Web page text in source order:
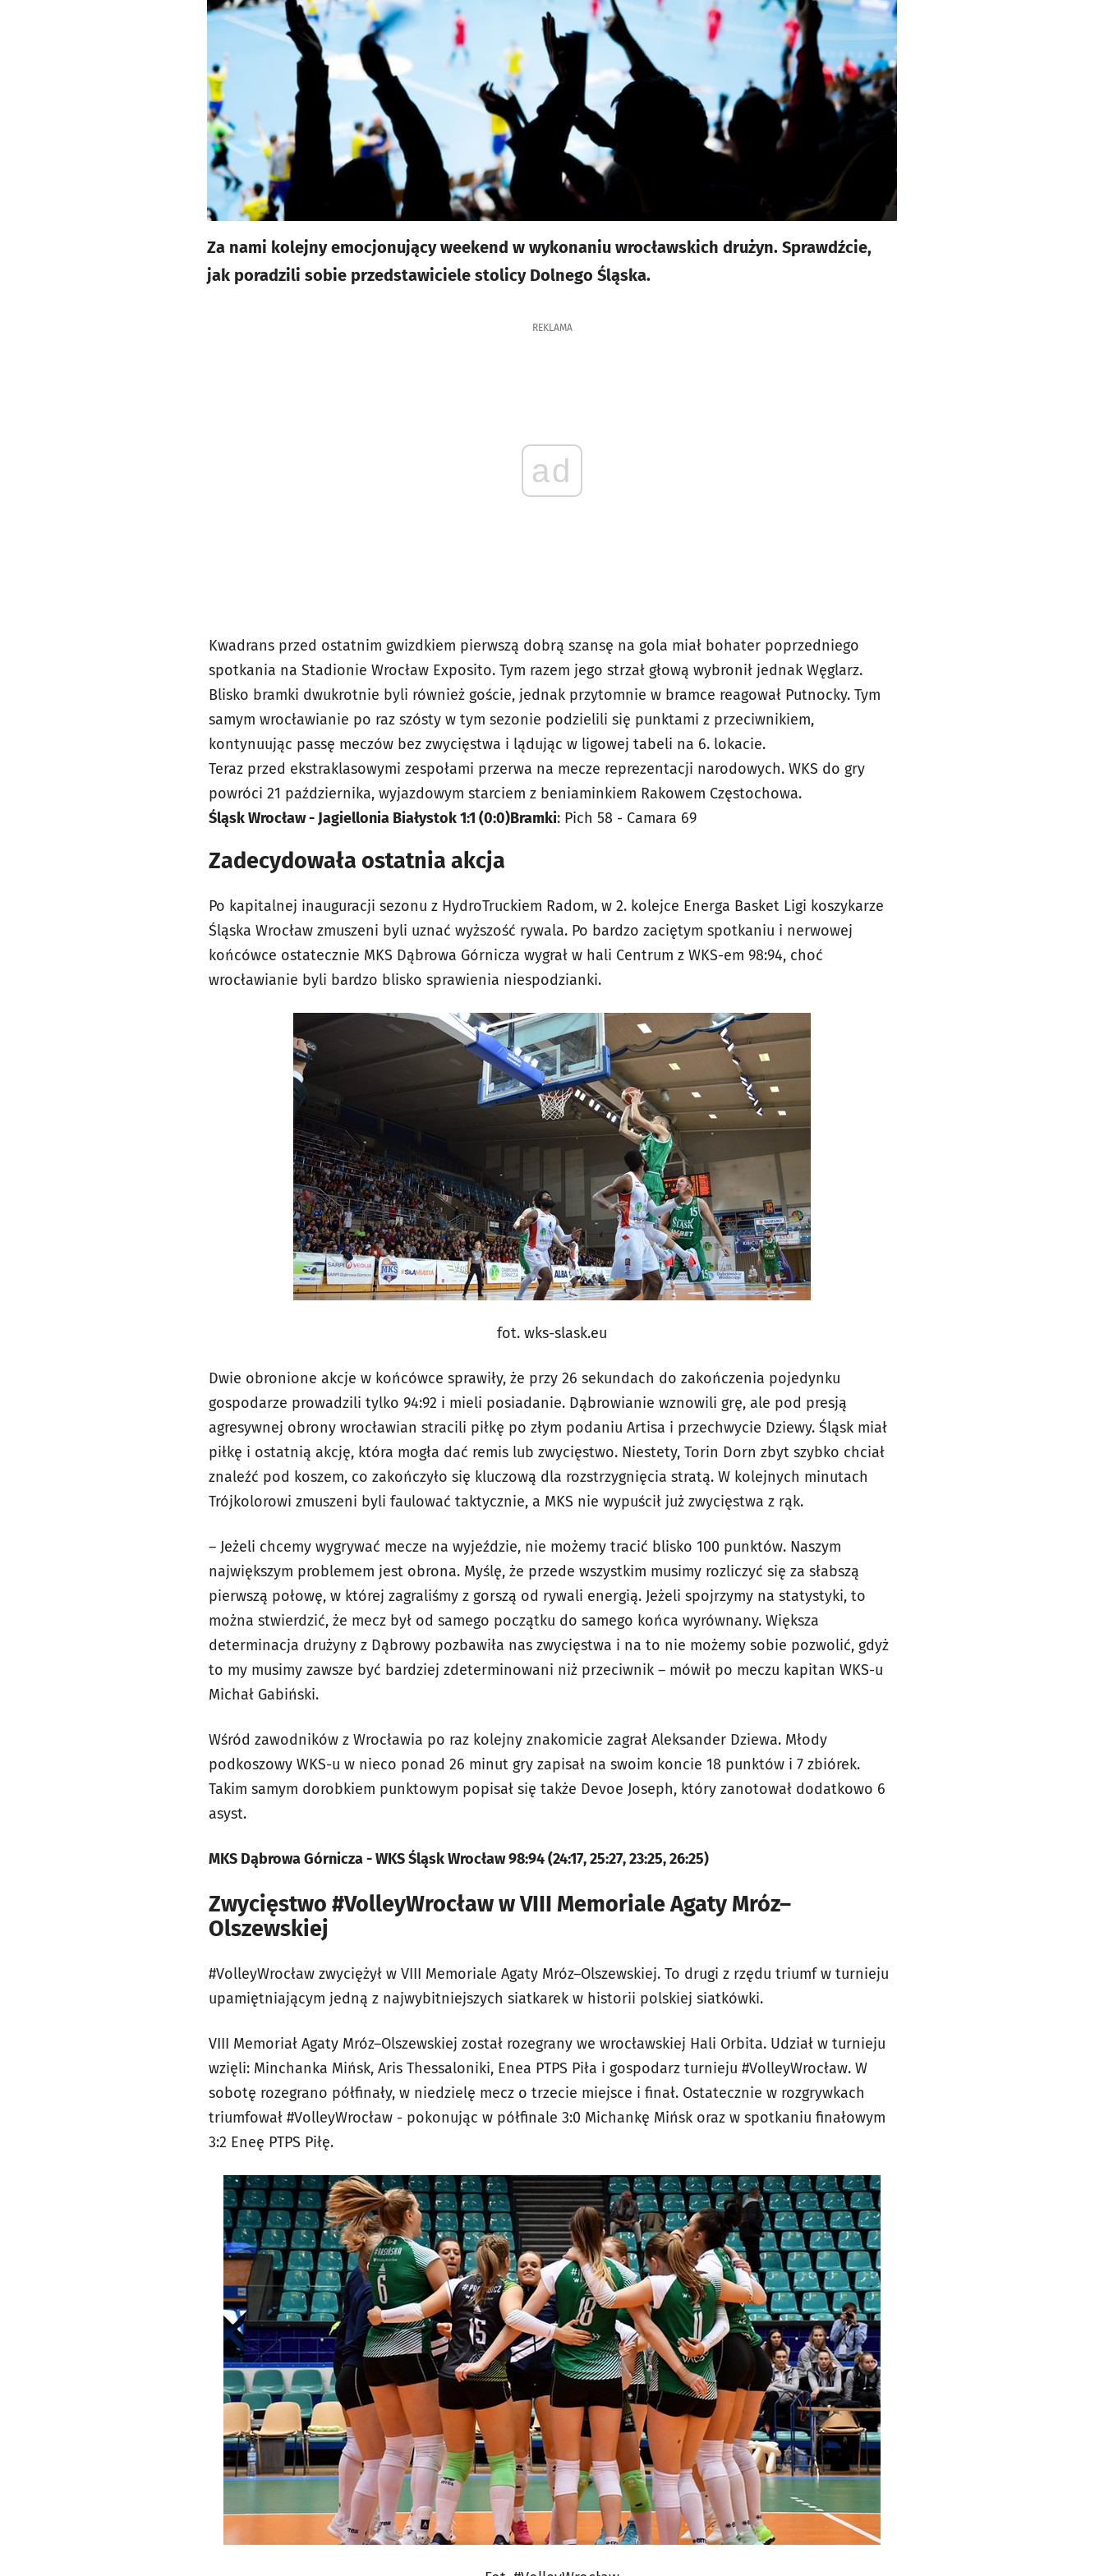
Za nami kolejny emocjonujący weekend w wykonaniu wrocławskich drużyn. Sprawdźcie,
jak poradzili sobie przedstawiciele stolicy Dolnego Śląska.
REKLAMA
ad
Kwadrans przed ostatnim gwizdkiem pierwszą dobrą szansę na gola miał bohater poprzedniego
spotkania na Stadionie Wrocław Exposito. Tym razem jego strzał głową wybronił jednak Węglarz.
Blisko bramki dwukrotnie byli również goście, jednak przytomnie w bramce reagował Putnocky. Tym
samym wrocławianie po raz szósty w tym sezonie podzielili się punktami z przeciwnikiem,
kontynuując passę meczów bez zwycięstwa i lądując w ligowej tabeli na 6. lokacie.
Teraz przed ekstraklasowymi zespołami przerwa na mecze reprezentacji narodowych. WKS do gry
powróci 21 października, wyjazdowym starciem z beniaminkiem Rakowem Częstochowa.
Śląsk Wrocław - Jagiellonia Białystok 1:1 (0:0)Bramki: Pich 58 - Camara 69
Zadecydowała ostatnia akcja
Po kapitalnej inauguracji sezonu z HydroTruckiem Radom, w 2. kolejce Energa Basket Ligi koszykarze
Śląska Wrocław zmuszeni byli uznać wyższość rywala. Po bardzo zaciętym spotkaniu i nerwowej
końcówce ostatecznie MKS Dąbrowa Górnicza wygrał w hali Centrum z WKS-em 98:94, choć
wrocławianie byli bardzo blisko sprawienia niespodzianki.
fot. wks-slask.eu
Dwie obronione akcje w końcówce sprawiły, że przy 26 sekundach do zakończenia pojedynku
gospodarze prowadzili tylko 94:92 i mieli posiadanie. Dąbrowianie wznowili grę, ale pod presją
agresywnej obrony wrocławian stracili piłkę po złym podaniu Artisa i przechwycie Dziewy. Śląsk miał
piłkę i ostatnią akcję, która mogła dać remis lub zwycięstwo. Niestety, Torin Dorn zbyt szybko chciał
znaleźć pod koszem, co zakończyło się kluczową dla rozstrzygnięcia stratą. W kolejnych minutach
Trójkolorowi zmuszeni byli faulować taktycznie, a MKS nie wypuścił już zwycięstwa z rąk.
– Jeżeli chcemy wygrywać mecze na wyjeździe, nie możemy tracić blisko 100 punktów. Naszym
największym problemem jest obrona. Myślę, że przede wszystkim musimy rozliczyć się za słabszą
pierwszą połowę, w której zagraliśmy z gorszą od rywali energią. Jeżeli spojrzymy na statystyki, to
można stwierdzić, że mecz był od samego początku do samego końca wyrównany. Większa
determinacja drużyny z Dąbrowy pozbawiła nas zwycięstwa i na to nie możemy sobie pozwolić, gdyż
to my musimy zawsze być bardziej zdeterminowani niż przeciwnik – mówił po meczu kapitan WKS-u
Michał Gabiński.
Wśród zawodników z Wrocławia po raz kolejny znakomicie zagrał Aleksander Dziewa. Młody
podkoszowy WKS-u w nieco ponad 26 minut gry zapisał na swoim koncie 18 punktów i 7 zbiórek.
Takim samym dorobkiem punktowym popisał się także Devoe Joseph, który zanotował dodatkowo 6
asyst.
MKS Dąbrowa Górnicza - WKS Śląsk Wrocław 98:94 (24:17, 25:27, 23:25, 26:25)
Zwycięstwo #VolleyWrocław w VIII Memoriale Agaty Mróz–
Olszewskiej
#VolleyWrocław zwyciężył w VIII Memoriale Agaty Mróz–Olszewskiej. To drugi z rzędu triumf w turnieju
upamiętniającym jedną z najwybitniejszych siatkarek w historii polskiej siatkówki.
VIII Memoriał Agaty Mróz–Olszewskiej został rozegrany we wrocławskiej Hali Orbita. Udział w turnieju
wzięli: Minchanka Mińsk, Aris Thessaloniki, Enea PTPS Piła i gospodarz turnieju #VolleyWrocław. W
sobotę rozegrano półfinały, w niedzielę mecz o trzecie miejsce i finał. Ostatecznie w rozgrywkach
triumfował #VolleyWrocław - pokonując w półfinale 3:0 Michankę Mińsk oraz w spotkaniu finałowym
3:2 Eneę PTPS Piłę.